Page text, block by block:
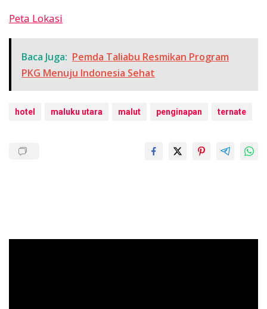
Peta Lokasi
Baca Juga: Pemda Taliabu Resmikan Program
PKG Menuju Indonesia Sehat
hotel maluku utara malut penginapan ternate